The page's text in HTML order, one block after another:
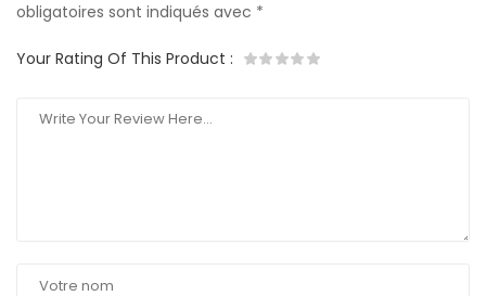
obligatoires sont indiqués avec *
Your Rating Of This Product :